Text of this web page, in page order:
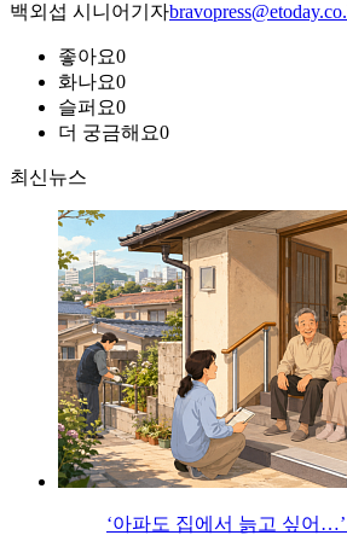
백외섭 시니어기자
좋아요0
화나요0
슬퍼요0
더 궁금해요0
최신뉴스
‘아파도 집에서 늙고 싶어